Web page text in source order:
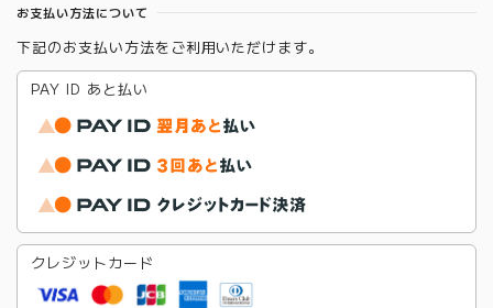
お支払い方法について
下記のお支払い方法をご利用いただけます。
PAY ID あと払い
クレジットカード